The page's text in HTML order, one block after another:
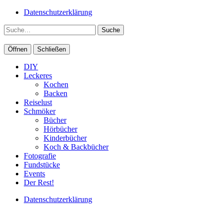
Datenschutzerklärung
Suche
Öffnen Schließen
DIY
Leckeres
Kochen
Backen
Reiselust
Schmöker
Bücher
Hörbücher
Kinderbücher
Koch & Backbücher
Fotografie
Fundstücke
Events
Der Rest!
Datenschutzerklärung